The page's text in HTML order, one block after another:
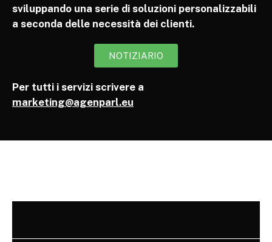
sviluppando una serie di soluzioni personalizzabili
a seconda delle necessità dei clienti.
NOTIZIARIO
Per tutti i servizi scrivere a
marketing@agenparl.eu